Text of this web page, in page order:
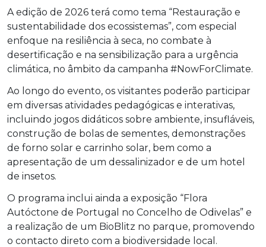
A edição de 2026 terá como tema “Restauração e
sustentabilidade dos ecossistemas”, com especial
enfoque na resiliência à seca, no combate à
desertificação e na sensibilização para a urgência
climática, no âmbito da campanha #NowForClimate.
Ao longo do evento, os visitantes poderão participar
em diversas atividades pedagógicas e interativas,
incluindo jogos didáticos sobre ambiente, insufláveis,
construção de bolas de sementes, demonstrações
de forno solar e carrinho solar, bem como a
apresentação de um dessalinizador e de um hotel
de insetos.
O programa inclui ainda a exposição “Flora
Autóctone de Portugal no Concelho de Odivelas” e
a realização de um BioBlitz no parque, promovendo
o contacto direto com a biodiversidade local.